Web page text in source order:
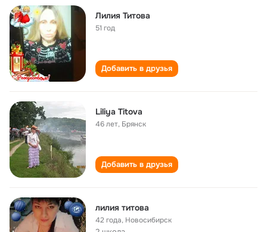
Лилия Титова
51 год
Добавить в друзья
Liliya Titova
46 лет, Брянск
Добавить в друзья
лилия титова
42 года, Новосибирск